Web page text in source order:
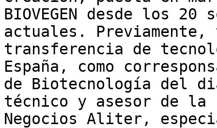
BIOVEGEN desde los
actuales.
transferencia de
España, como
de Biotecnología del
técnico y asesor de la
Negocios Aliter,